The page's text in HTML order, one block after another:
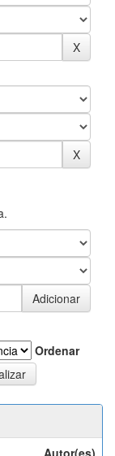
Ordenar
Autor(es)